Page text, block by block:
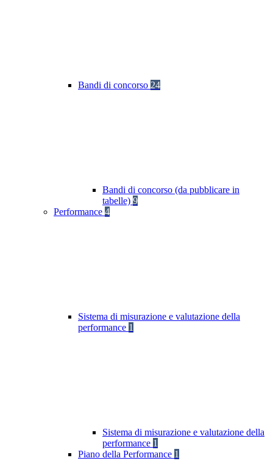
Bandi di concorso 24
Bandi di concorso (da pubblicare in
tabelle) 9
Performance 4
Sistema di misurazione e valutazione della
performance 1
Sistema di misurazione e valutazione della
performance 1
Piano della Performance 1